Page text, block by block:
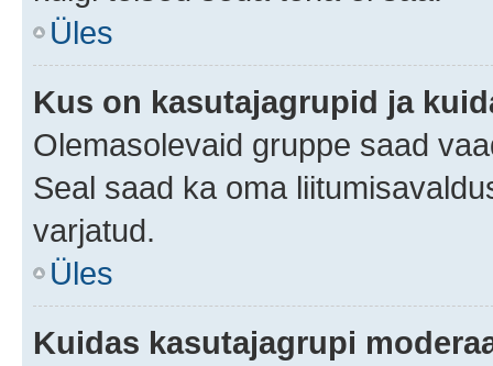
Üles
Kus on kasutajagrupid ja
Olemasolevaid gruppe saad
Seal saad ka oma
varjatud.
Üles
Kuidas kasutajagrupi